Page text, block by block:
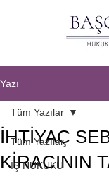
Yazı
Tüm Yazılar
İŞ HUKUKU
Tüm Yazılar
İHTİYAÇ
KİRACININ